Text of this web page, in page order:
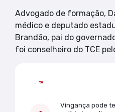
Advogado de formação,
médico e deputado
Brandão, pai do
foi conselheiro do TCE
Vingança pode